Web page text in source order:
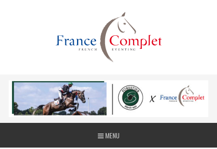
MENU
La journée du complet & le derby cross
indoor reviennent le 23 Janvier 2027 !